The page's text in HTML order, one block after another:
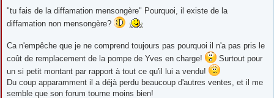
"tu fais de la diffamation mensongère" Pourquoi, il existe de la
diffamation non mensongère?
Ca n'empêche que je ne comprend toujours pas pourquoi il n'a pas pris le
coût de remplacement de la pompe de Yves en charge!
Surtout pour
un si petit montant par rapport à tout ce qu'il lui a vendu!
Du coup apparamment il a déjà perdu beaucoup d'autres ventes, et il me
semble que son forum tourne moins bien!